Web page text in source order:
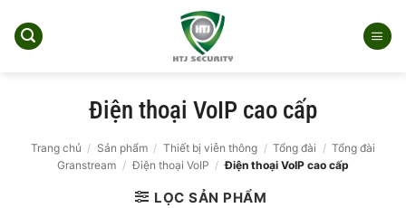
qua
Điện thoại VoIP cao cấp
Trang chủ / Sản phẩm / Thiết bị viễn thông / Tổng đài / Tổng đài
Granstream / Điện thoại VoIP / Điện thoại VoIP cao cấp
LỌC SẢN PHẨM